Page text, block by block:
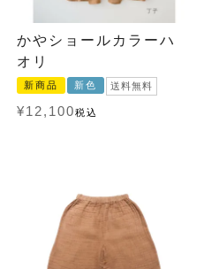
かやショールカラーハ
オリ
新商品 新色 送料無料
¥12,100税込